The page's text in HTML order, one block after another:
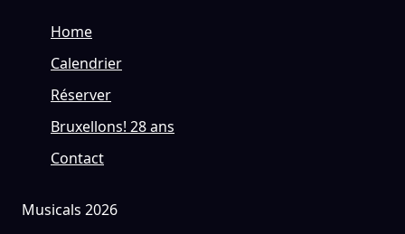
Home
Calendrier
Réserver
Bruxellons! 28 ans
Contact
Musicals 2026